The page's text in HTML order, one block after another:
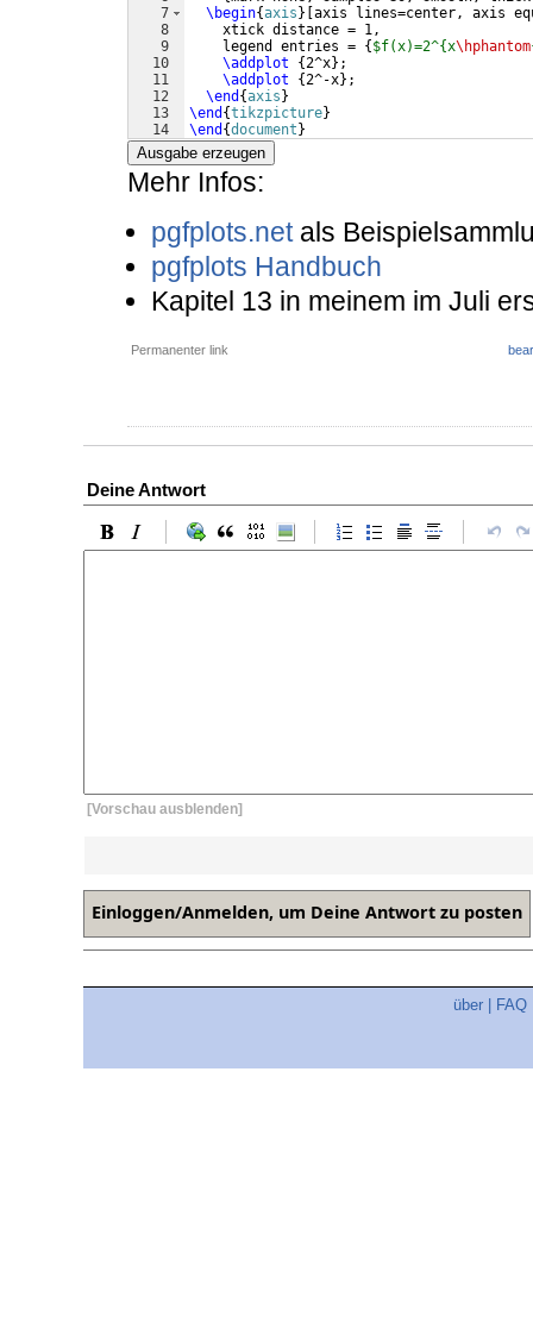
7
8
9
10
11
12
13
14
\begin{axis } axis lines=center, axis
    xtick distance = 1,
    legend entries =
{ $f(x)=2^{x\hphantom
\addplot
{2^x} ;
\addplot
{2^-x} ;
\end {axis }
\end {tikzpicture}
\end {document }
Ausgabe erzeugen
Mehr Infos:
pgfplots.netals
pgfplots Handbuch
Kapitel 13 in meinem im Juli
Permanenter link
Deine Antwort
[Vorschau ausblenden]
über FAQ